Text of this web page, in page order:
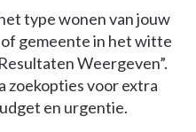
type wonen van jouw
gemeente in het witte
Weergeven”.
zoekopties voor extra
en urgentie.